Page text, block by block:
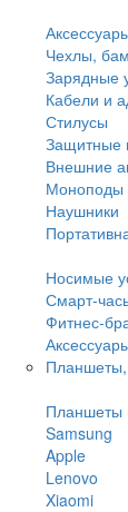
Чехлы,
Зарядные
Кабели и
Стилусы
Защитные
Внешние
Моноподы
Наушники
Носимые
Смарт-
Фитнес-
Планшеты
Samsung
Apple
Lenovo
Xiaomi